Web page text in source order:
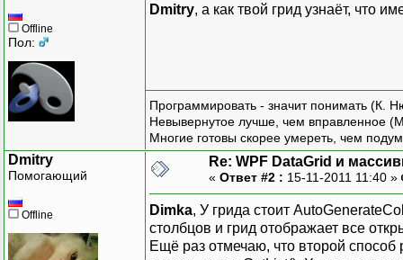
Offline
Пол:
Dmitry, а как твой грид узнаёт, что
Программировать - значит понимать (К.
Невывернутое лучше, чем вправленное
Многие готовы скорее умереть, чем
Dmitry
Помогающий
Offline
Re: WPF DataGrid и
« Ответ #2 : 15-11-2011 11:40 »
Dimka, У грида стоит
столбцов и грид отображает все
Ещё раз отмечаю, что второй способ